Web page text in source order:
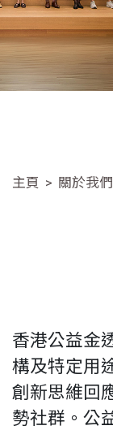
主頁 關於我們
香港公益金
構及特定用
創新思維回
勢社群。公